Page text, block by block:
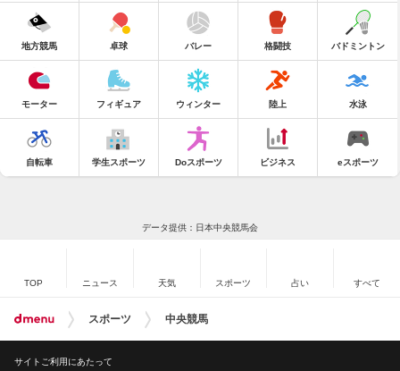
地方競馬 卓球 バレー 格闘技 バドミントン
モーター フィギュア ウィンター 陸上 水泳
自転車 学生スポーツ Doスポーツ ビジネス eスポーツ
データ提供：日本中央競馬会
TOP ニュース 天気 スポーツ 占い すべて
スポーツ 中央競馬
サイトご利用にあたって